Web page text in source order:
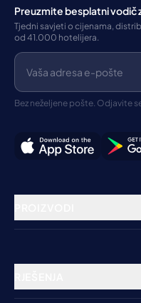
Preuzmite besplatni vodič
Tjedni savjeti o cijenama,
od 41.000 hotelijera.
Bez neželjene pošte. Odjavite
Rezervacijski sustav
Hoteli